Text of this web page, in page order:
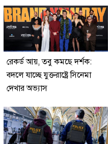
রেকর্ড আয়, তবু কমছে দর্শক:
বদলে যাচ্ছে যুক্তরাষ্ট্রে সিনেমা
দেখার অভ্যাস